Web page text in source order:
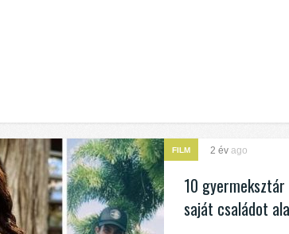
FILM 2 év ago
10
saját családot